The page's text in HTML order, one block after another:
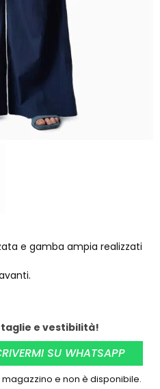
e gamba ampia realizzati
e vestibilità!
SU WHATSAPP
e non è disponibile.